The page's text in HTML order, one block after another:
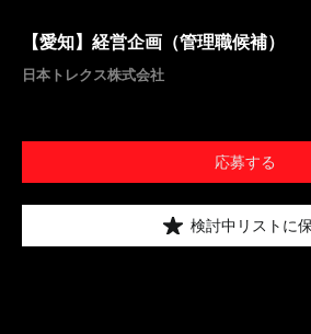
【愛知】経営企画（管理職候補）
日本トレクス株式会社
応募する
検討中リストに